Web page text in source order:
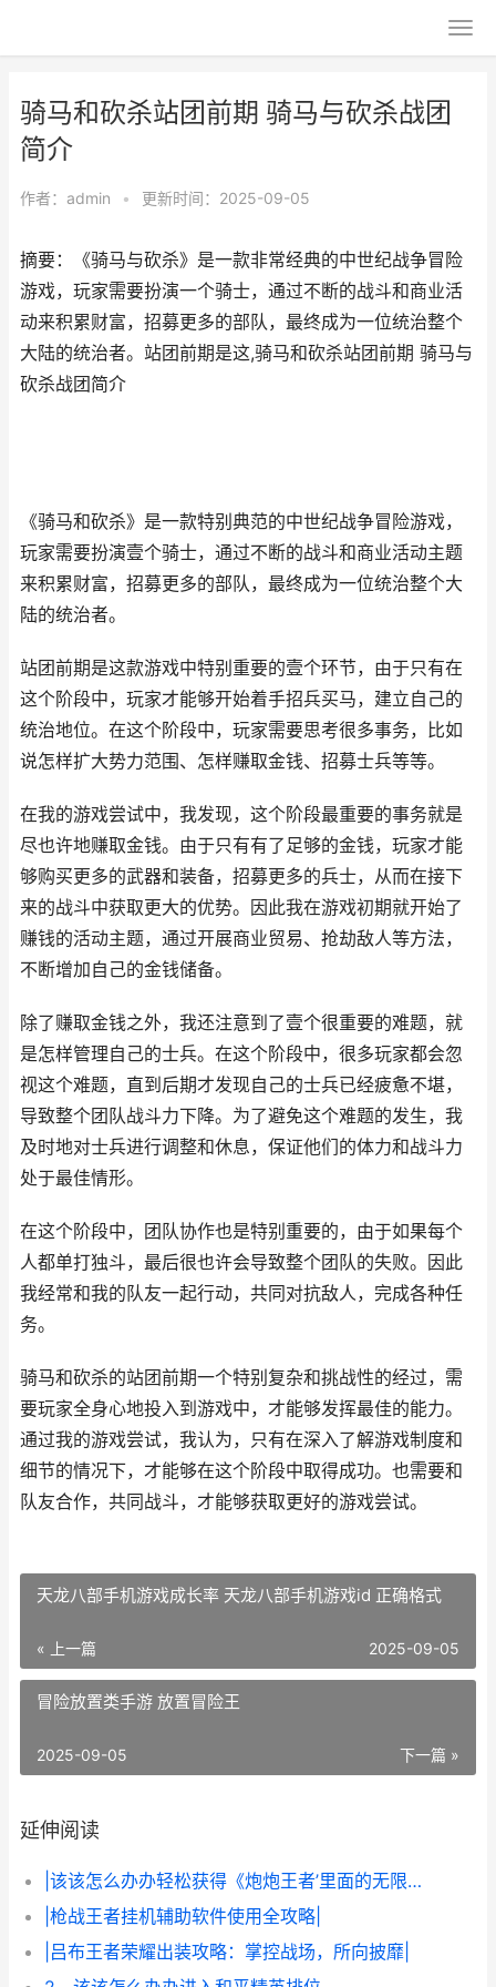
骑马和砍杀站团前期 骑马与砍杀战团
简介
作者： admin • 更新时间：2025-09-05
摘要：《骑马与砍杀》是一款非常经典的中世纪战争冒险
游戏，玩家需要扮演一个骑士，通过不断的战斗和商业活
动来积累财富，招募更多的部队，最终成为一位统治整个
大陆的统治者。站团前期是这,骑马和砍杀站团前期 骑马与
砍杀战团简介
《骑马和砍杀》是一款特别典范的中世纪战争冒险游戏，
玩家需要扮演壹个骑士，通过不断的战斗和商业活动主题
来积累财富，招募更多的部队，最终成为一位统治整个大
陆的统治者。
站团前期是这款游戏中特别重要的壹个环节，由于只有在
这个阶段中，玩家才能够开始着手招兵买马，建立自己的
统治地位。在这个阶段中，玩家需要思考很多事务，比如
说怎样扩大势力范围、怎样赚取金钱、招募士兵等等。
在我的游戏尝试中，我发现，这个阶段最重要的事务就是
尽也许地赚取金钱。由于只有有了足够的金钱，玩家才能
够购买更多的武器和装备，招募更多的兵士，从而在接下
来的战斗中获取更大的优势。因此我在游戏初期就开始了
赚钱的活动主题，通过开展商业贸易、抢劫敌人等方法，
不断增加自己的金钱储备。
除了赚取金钱之外，我还注意到了壹个很重要的难题，就
是怎样管理自己的士兵。在这个阶段中，很多玩家都会忽
视这个难题，直到后期才发现自己的士兵已经疲惫不堪，
导致整个团队战斗力下降。为了避免这个难题的发生，我
及时地对士兵进行调整和休息，保证他们的体力和战斗力
处于最佳情形。
在这个阶段中，团队协作也是特别重要的，由于如果每个
人都单打独斗，最后很也许会导致整个团队的失败。因此
我经常和我的队友一起行动，共同对抗敌人，完成各种任
务。
骑马和砍杀的站团前期一个特别复杂和挑战性的经过，需
要玩家全身心地投入到游戏中，才能够发挥最佳的能力。
通过我的游戏尝试，我认为，只有在深入了解游戏制度和
细节的情况下，才能够在这个阶段中取得成功。也需要和
队友合作，共同战斗，才能够获取更好的游戏尝试。
天龙八部手机游戏成长率 天龙八部手机游戏id 正确格式
« 上一篇 2025-09-05
冒险放置类手游 放置冒险王
下一篇 »
2025-09-05
延伸阅读
|该该怎么办办轻松获得《炮炮王者’里面的无限金币和星星|
|枪战王者挂机辅助软件使用全攻略|
|吕布王者荣耀出装攻略：掌控战场，所向披靡|